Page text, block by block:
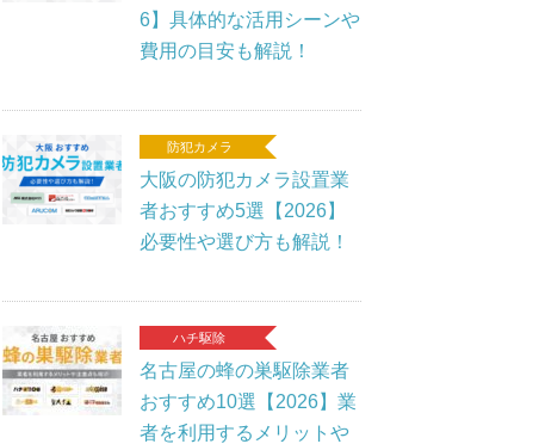
6】具体的な活用シーンや
費用の目安も解説！
防犯カメラ
大阪の防犯カメラ設置業
者おすすめ5選【2026】
必要性や選び方も解説！
ハチ駆除
名古屋の蜂の巣駆除業者
おすすめ10選【2026】業
者を利用するメリットや